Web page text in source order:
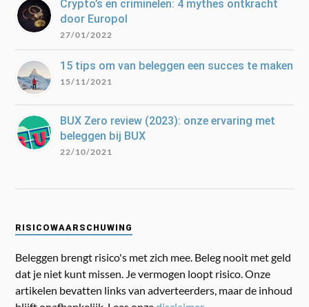
Crypto’s en criminelen: 4 mythes ontkracht
door Europol
27/01/2022
15 tips om van beleggen een succes te maken
15/11/2021
BUX Zero review (2023): onze ervaring met
beleggen bij BUX
22/10/2021
RISICOWAARSCHUWING
Beleggen brengt risico's met zich mee. Beleg nooit met geld
dat je niet kunt missen. Je vermogen loopt risico. Onze
artikelen bevatten links van adverteerders, maar de inhoud